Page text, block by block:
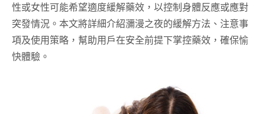
性或女性可能希望適度緩解藥效，以控制身體反應或應對
突發情況。本文將詳細介紹瀰漫之夜的緩解方法、注意事
項及使用策略，幫助用戶在安全前提下掌控藥效，確保愉
快體驗。